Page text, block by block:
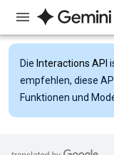
Die Interactions API
empfehlen, diese
Funktionen und